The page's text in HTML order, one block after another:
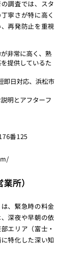
調査では、スタ
寧さが特に高く
再発防止を重視
非常に高く、熟
提供しているた
即日対応、浜松市
明とアフターフ
番125
所）
、緊急時の料金
深夜や早朝の依
エリア（富士・
特化した深い知